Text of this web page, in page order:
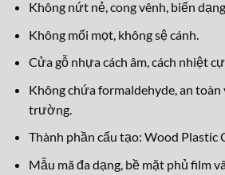
Không nứt nẻ, cong vênh, biến
Không mối mọt, không sệ cánh.
Cửa gỗ nhựa cách âm, cách nhiệt
Không chứa formaldehyde, an
trường.
Thành phần cấu tạo: Wood Plastic
Mẫu mã đa dạng, bề mặt phủ film